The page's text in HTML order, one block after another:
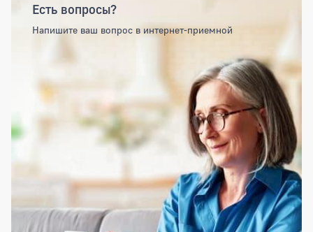
Есть вопросы?
Напишите ваш вопрос в интернет-приемной